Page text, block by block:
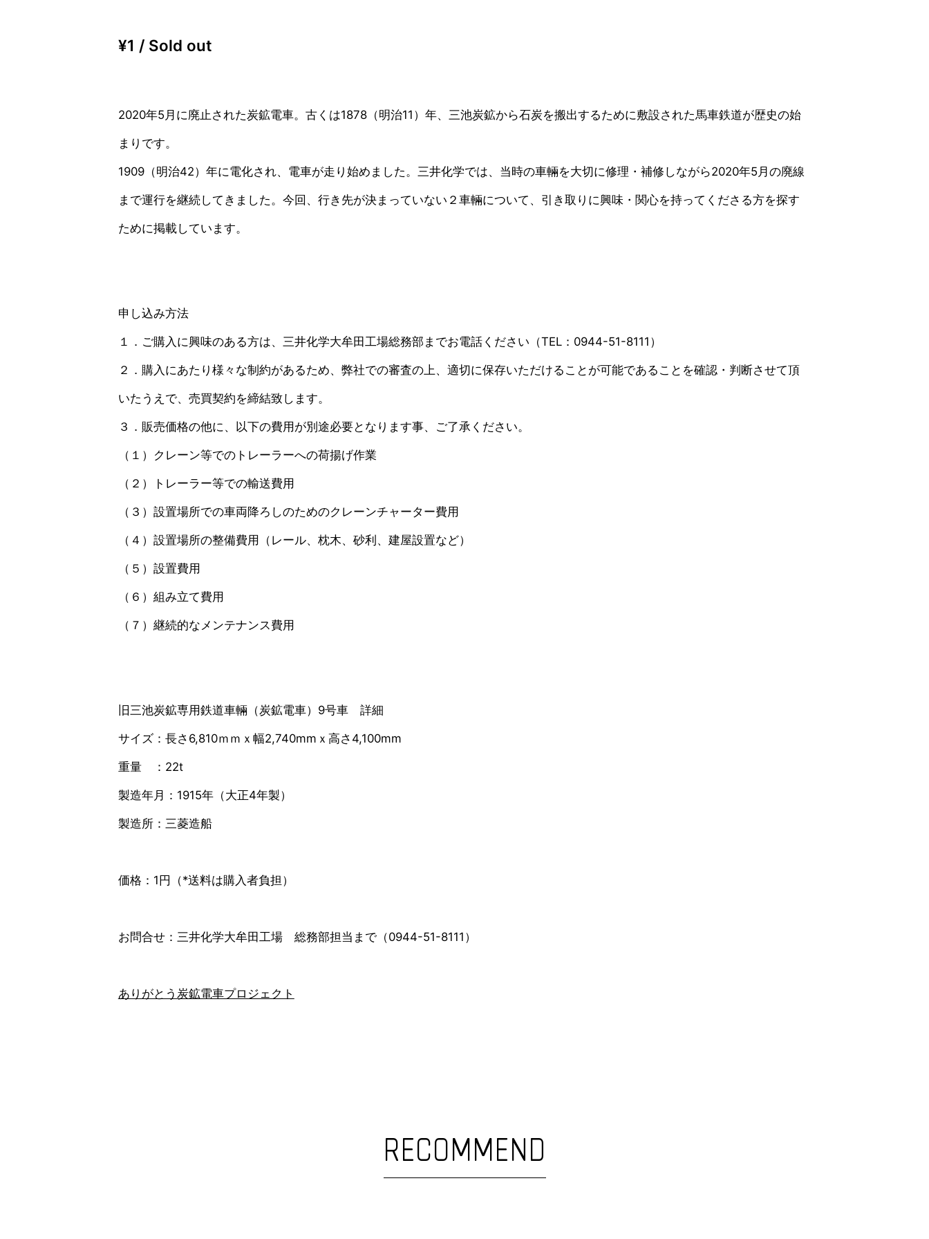
¥
¥1 / Sold out
(税込、送料別)
2020年5月に廃止された炭鉱電車。古くは1878（明治11）年、三池炭鉱から石炭を搬出するために敷設された馬車鉄道が歴史の始
まりです。
1909（明治42）年に電化され、電車が走り始めました。三井化学では、当時の車輛を大切に修理・補修しながら2020年5月の廃線
まで運行を継続してきました。今回、行き先が決まっていない２車輛について、引き取りに興味・関心を持ってくださる方を探す
ために掲載しています。
申し込み方法
１．ご購入に興味のある方は、三井化学大牟田工場総務部までお電話ください（TEL：0944-51-8111）
２．購入にあたり様々な制約があるため、弊社での審査の上、適切に保存いただけることが可能であることを確認・判断させて頂
いたうえで、売買契約を締結致します。
３．販売価格の他に、以下の費用が別途必要となります事、ご了承ください。
（１）クレーン等でのトレーラーへの荷揚げ作業
（２）トレーラー等での輸送費用
（３）設置場所での車両降ろしのためのクレーンチャーター費用
（４）設置場所の整備費用（レール、枕木、砂利、建屋設置など）
（５）設置費用
（６）組み立て費用
（７）継続的なメンテナンス費用
旧三池炭鉱専用鉄道車輛（炭鉱電車）9号車 詳細
サイズ：長さ6,810ｍｍｘ幅2,740mmｘ高さ4,100mm
重量 ：22t
製造年月：1915年（大正4年製）
製造所：三菱造船
価格：1円（*送料は購入者負担）
お問合せ：三井化学大牟田工場 総務部担当まで（0944-51-8111）
ありがとう炭鉱電車プロジェクト
RECOMMEND